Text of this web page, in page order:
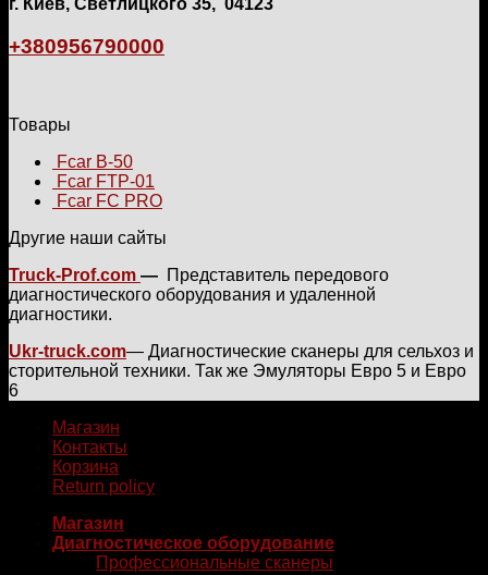
г. Киев, Светлицкого 35, 04123
+380956790000
Товары
Fcar B-50
Fcar FTP-01
Fcar FC PRO
Другие наши сайты
Truck-Prof.com — Представитель передового
диагностического оборудования и удаленной
диагностики.
Ukr-truck.com— Диагностические сканеры для сельхоз и
сторительной техники. Так же Эмуляторы Евро 5 и Евро
6
Магазин
Контакты
Корзина
Return policy
Магазин
Диагностическое оборудование
Профессиональные сканеры